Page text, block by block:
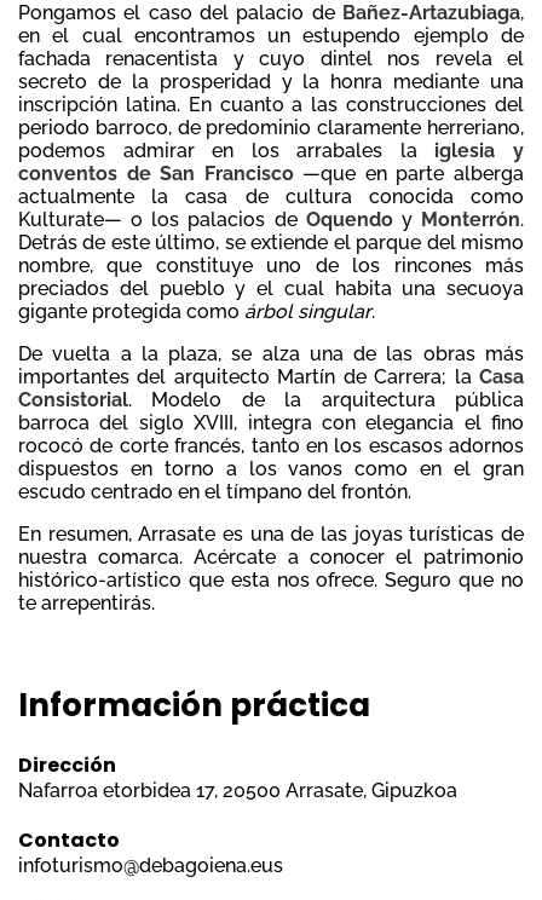
Pongamos el caso del palacio de Bañez-Artazubiaga,
en el cual encontramos un estupendo ejemplo de
fachada renacentista y cuyo dintel nos revela el
secreto de la prosperidad y la honra mediante una
inscripción latina. En cuanto a las construcciones del
periodo barroco, de predominio claramente herreriano,
podemos admirar en los arrabales la iglesia y
conventos de San Francisco—que en parte alberga
actualmente la casa de cultura conocida como
Kulturate— o los palacios de Oquendoy Monterrón.
Detrás de este último, se extiende el parque del mismo
nombre, que constituye uno de los rincones más
preciados del pueblo y el cual habita una secuoya
gigante protegida como árbol singular.
De vuelta a la plaza, se alza una de las obras más
importantes del arquitecto Martín de Carrera; la Casa
Consistorial. Modelo de la arquitectura pública
barroca del siglo XVIII, integra con elegancia el fino
rococó de corte francés, tanto en los escasos adornos
dispuestos en torno a los vanos como en el gran
escudo centrado en el tímpano del frontón.
En resumen, Arrasate es una de las joyas turísticas de
nuestra comarca. Acércate a conocer el patrimonio
histórico-artístico que esta nos ofrece. Seguro que no
te arrepentirás.
Información práctica
Dirección
Nafarroa etorbidea 17, 20500 Arrasate, Gipuzkoa
Contacto
infoturismo@debagoiena.eus